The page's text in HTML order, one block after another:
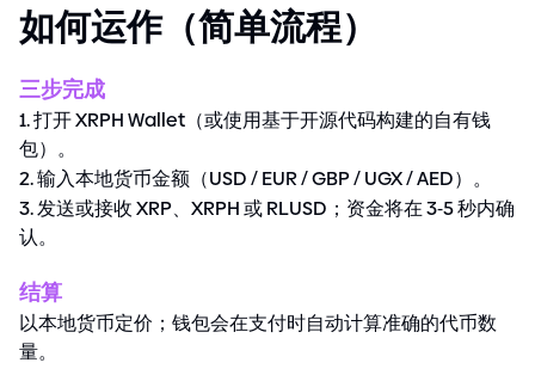
如何运作（简单流程）
三步完成
打开 XRPH Wallet（或使用基于开源代码构建的自有钱
包）。
输入本地货币金额（USD/EUR/GBP/UGX/AED）。
发送或接收 XRP、XRPH 或 RLUSD；资金将在 3-5 秒内确
认。
结算
以本地货币定价；钱包会在支付时自动计算准确的代币数
量。